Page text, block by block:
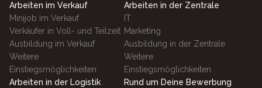
Arbeiten im Verkauf
Minijob im Verkauf
Verkäufer in Voll- und Teilzeit
Ausbildung im Verkauf
Weitere
Einstiegsmöglichkeiten
Arbeiten in der Zentrale
IT
Marketing
Ausbildung in der Zentrale
Weitere
Einstiegsmöglichkeiten
Arbeiten in der Logistik
Rund um Deine Bewerbung